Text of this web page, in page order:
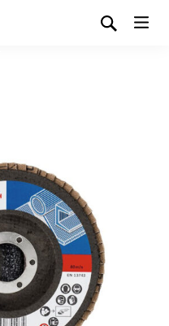
Discos Abrasivos